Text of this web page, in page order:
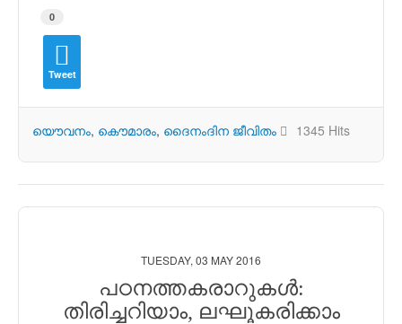
0
Tweet
യൌവനം കൌമാരം ദൈനംദിന ജീവിതം 1345 Hits
TUESDAY, 03 MAY 2016
പഠനത്തകരാറുകള്‍:
തിരിച്ചറിയാം, ലഘൂകരിക്കാം